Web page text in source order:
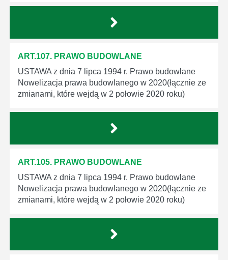
ART.107. PRAWO BUDOWLANE
USTAWA z dnia 7 lipca 1994 r. Prawo budowlane
Nowelizacja prawa budowlanego w 2020(łącznie ze
zmianami, które wejdą w 2 połowie 2020 roku)
ART.105. PRAWO BUDOWLANE
USTAWA z dnia 7 lipca 1994 r. Prawo budowlane
Nowelizacja prawa budowlanego w 2020(łącznie ze
zmianami, które wejdą w 2 połowie 2020 roku)